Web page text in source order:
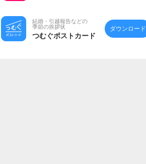
結婚・引越報告などの
季節の挨拶状
つむぐポストカード
ダウンロード